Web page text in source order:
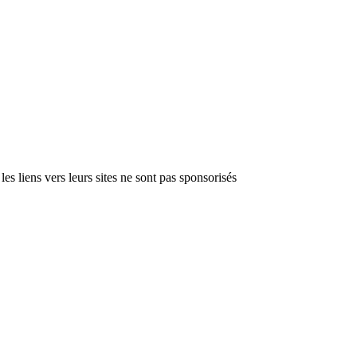
liens vers leurs sites ne sont pas sponsorisés